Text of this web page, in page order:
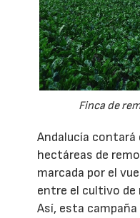
Finca de
Andalucía contará
hectáreas de
marcada por el
entre el cultivo de
Así, esta